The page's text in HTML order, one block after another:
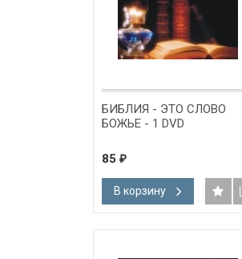
БИБЛИЯ - ЭТО СЛОВО
БОЖЬЕ - 1 DVD
85 ₽
В корзину